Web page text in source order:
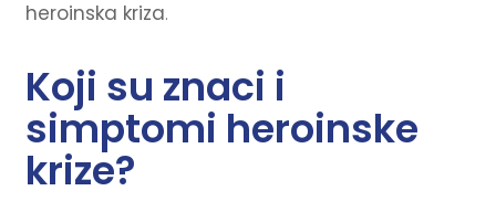
heroinska kriza.
Koji su znaci i
simptomi heroinske
krize?